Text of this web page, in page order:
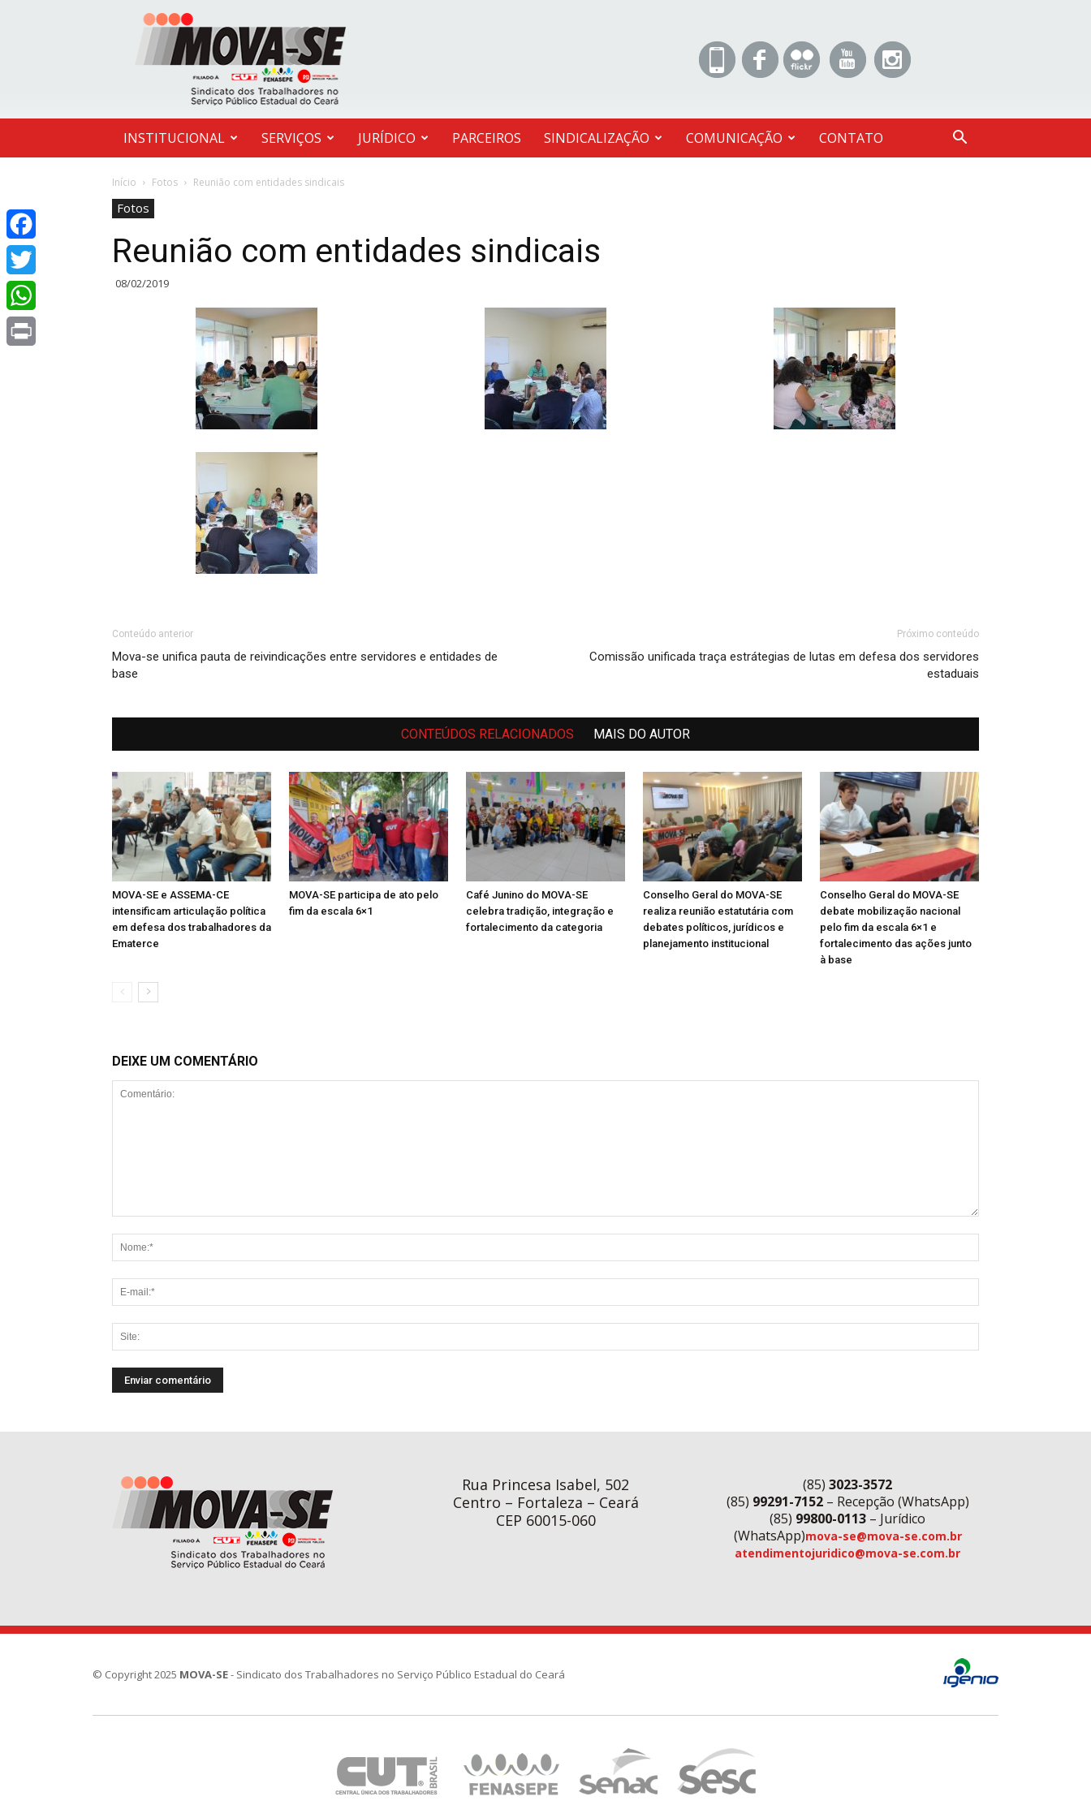
MOVA-
SE
INSTITUCIONAL SERVIÇOS JURÍDICO PARCEIROS SINDICALIZAÇÃO COMUNICAÇÃO CONTATO
Início Fotos Reunião com entidades sindicais
Fotos
Reunião com entidades sindicais
08/02/2019
Conteúdo anterior
Mova-se unifica pauta de reivindicações entre servidores e entidades de
base
Próximo conteúdo
Comissão unificada traça estrátegias de lutas em defesa dos servidores
estaduais
CONTEÚDOS RELACIONADOS MAIS DO AUTOR
MOVA-SE e ASSEMA-CE
intensificam articulação política
em defesa dos trabalhadores da
Ematerce
MOVA-SE participa de ato pelo
fim da escala 6×1
Café Junino do MOVA-SE
celebra tradição, integração e
fortalecimento da categoria
Conselho Geral do MOVA-SE
realiza reunião estatutária com
debates políticos, jurídicos e
planejamento institucional
Conselho Geral do MOVA-SE
debate mobilização nacional
pelo fim da escala 6×1 e
fortalecimento das ações junto
à base
DEIXE UM COMENTÁRIO
Rua Princesa Isabel, 502
Centro – Fortaleza – Ceará
CEP 60015-060
(85) 3023-3572
(85) 99291-7152– Recepção (WhatsApp)
(85) 99800-0113 – Jurídico
(WhatsApp)mova-se@mova-se.com.br
atendimentojuridico@mova-se.com.br
© Copyright 2025 MOVA-SE- Sindicato dos Trabalhadores no Serviço Público Estadual do Ceará
Facebook
Twitter
WhatsApp